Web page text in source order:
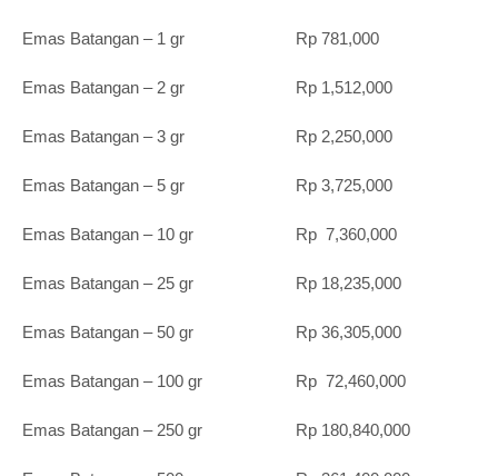
Emas Batangan – 1 gr Rp 781,000
Emas Batangan – 2 gr Rp 1,512,000
Emas Batangan – 3 gr Rp 2,250,000
Emas Batangan – 5 gr Rp 3,725,000
Emas Batangan – 10 gr Rp 7,360,000
Emas Batangan – 25 gr Rp 18,235,000
Emas Batangan – 50 gr Rp 36,305,000
Emas Batangan – 100 gr Rp 72,460,000
Emas Batangan – 250 gr Rp 180,840,000